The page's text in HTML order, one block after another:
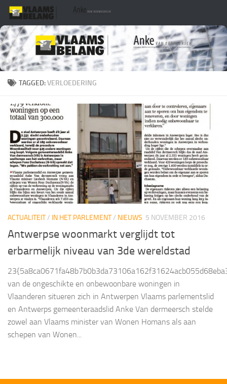
Skip to content
TAGGED:VERLOEDERING
ACTUALITEIT/ IN HET PARLEMENT/ NIEUWS 5 NOVEMBER 2016
Antwerpse woonmarkt verglijdt tot
erbarmelijk niveau van 3de wereldstad
van de ongeschikte en onbewoonbare woningen in
Vlaanderen situeren zich in Antwerpen Vlaams parlementslid
en Antwerps gemeenteraadslid Anke Van dermeersch stelde
zowel aan Vlaams minister van Wonen Homans als aan
schepen van Wonen...